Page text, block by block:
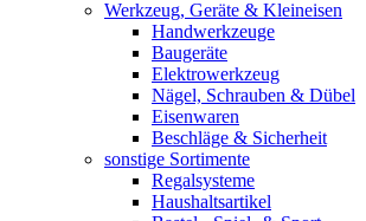
Werkzeug, Geräte & Kleineisen
Handwerkzeuge
Baugeräte
Elektrowerkzeug
Nägel, Schrauben & Dübel
Eisenwaren
Beschläge & Sicherheit
sonstige Sortimente
Regalsysteme
Haushaltsartikel